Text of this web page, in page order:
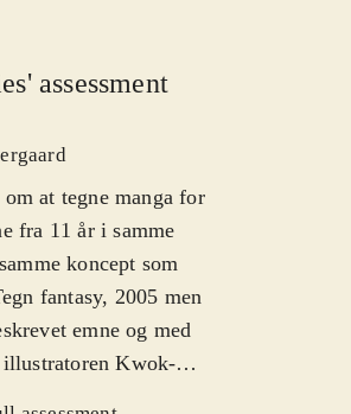
assessment
at tegne manga for
fra 11 år i samme
koncept som
fantasy, 2005 men
emne og med
Kwok-Hei